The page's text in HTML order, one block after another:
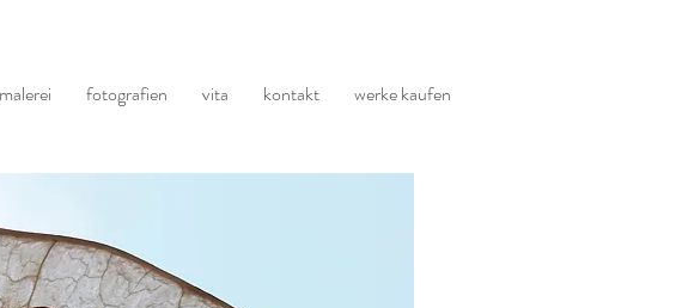
malerei fotografien vita kontakt werke kaufen